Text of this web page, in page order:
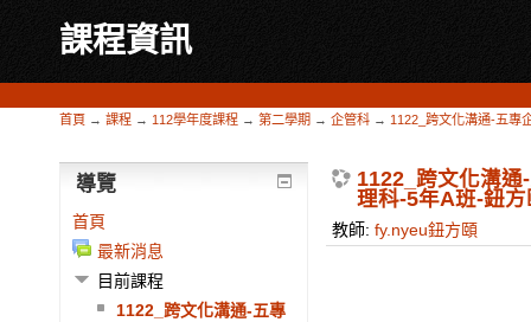
課程資訊
首頁 → 課程 → 112學年度課程 → 第二學期 → 企管科 → 1122_跨文化溝通-五專
1122_跨文化溝通
理科-5年A班-鈕方
教師: fy.nyeu鈕方頤
導覽
首頁
最新消息
目前課程
1122_跨文化溝通-五專